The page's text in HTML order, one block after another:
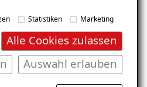
Statistiken Marketing
Alle Cookies zulassen
Auswahl erlauben
Ihrer Region
und Bewohnbarkeit
Sanierung